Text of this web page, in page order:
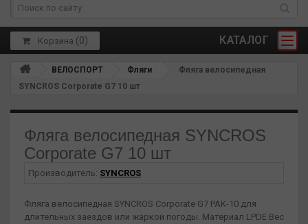
КАТАЛОГ
Корзина (0)
ВЕЛОСПОРТ Фляги
Фляга велосипедная
SYNCROS Corporate G7 10 шт
Фляга велосипедная SYNCROS
Corporate G7 10 шт
Производитель: SYNCROS
Фляга велосипедная SYNCROS Corporate G7 PAK-10 для
длительных заездов или жаркой погоды. Материал LPDE Вес